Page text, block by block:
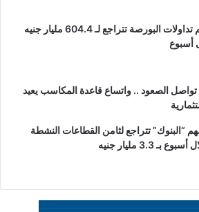
قيم تداولات البورصة تتراجع لـ 604.4 مليار جنيه
أسبوع
الصعود .. واتساع قاعدة المكاسب يعيد
“البنوك” تتراجع لثامن القطاعات النشطة
بـ 3.3 مليار جنيه